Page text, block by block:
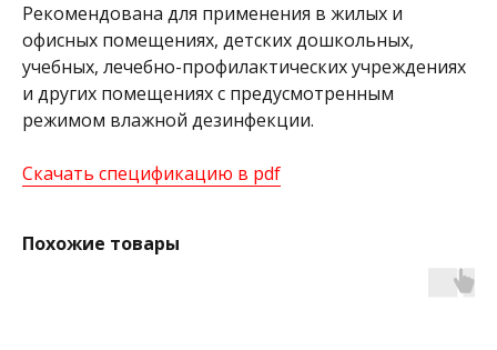
Рекомендована для применения в жилых и
офисных помещениях, детских дошкольных,
учебных, лечебно-профилактических учреждениях
и других помещениях с предусмотренным
режимом влажной дезинфекции.
Cкачать спецификацию в pdf
Похожие товары